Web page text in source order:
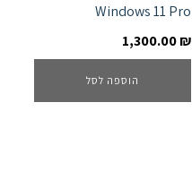
Windows 11 Pro
1,300.00₪
הוספה לסל